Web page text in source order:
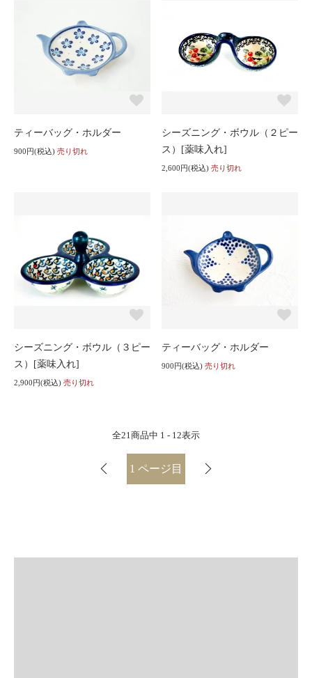
ティーバッグ・ホルダー
900円(税込) 売り切れ
シーズニング・ボウル（２ピー
ス）[薬味入れ]
2,600円(税込) 売り切れ
シーズニング・ボウル（３ピー
ス）[薬味入れ]
2,900円(税込) 売り切れ
ティーバッグ・ホルダー
900円(税込) 売り切れ
全21商品中 1 - 12表示
1 ページ目